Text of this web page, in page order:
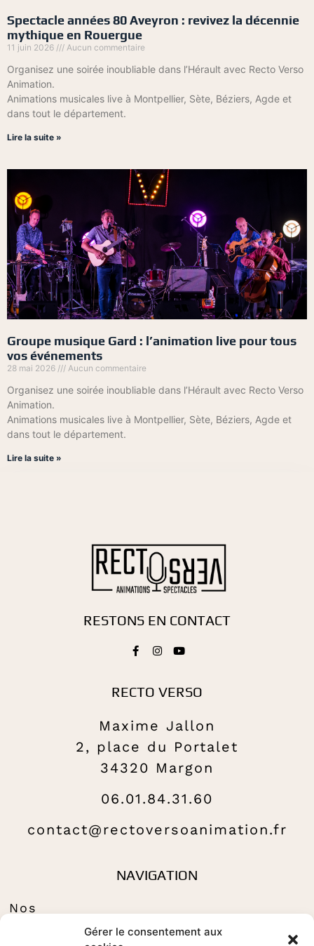
Gérer le consentement aux
Spectacle années 80 Aveyron : revivez la décennie
mythique en Rouergue
11 juin 2026 Aucun commentaire
Organisez une soirée inoubliable dans l’Hérault avec Recto Verso
Animation.
Animations musicales live à Montpellier, Sète, Béziers, Agde et
dans tout le département.
Lire la suite »
Groupe musique Gard : l’animation live pour tous
vos événements
28 mai 2026 Aucun commentaire
Organisez une soirée inoubliable dans l’Hérault avec Recto Verso
Animation.
Animations musicales live à Montpellier, Sète, Béziers, Agde et
dans tout le département.
Lire la suite »
RESTONS EN CONTACT
RECTO VERSO
Maxime Jallon
2, place du Portalet
34320 Margon
06.01.84.31.60
contact@rectoversoanimation.fr
NAVIGATION
Nos